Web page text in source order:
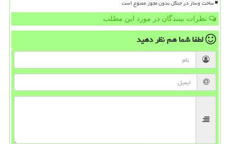
ساخت وساز در جنگل بدون مجوز ممنوع است
نظرات بینندگان در مورد این مطلب
لطفا شما همنظر دهید